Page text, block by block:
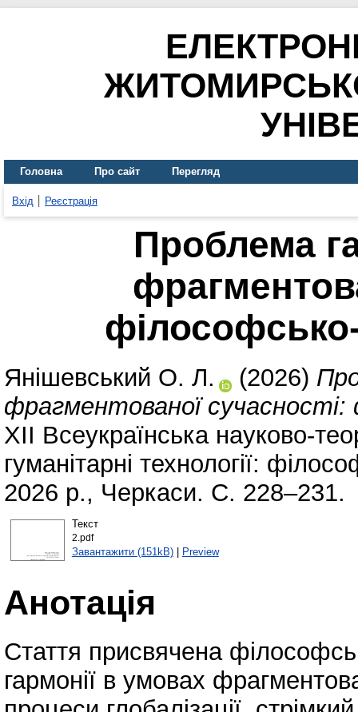
Головна Про сайт Перегляд
Вхід Реєстрація
Проблема
філософсько-
Янішевський О. Л. (2026)
фрагментованої сучасності:
ХIІ Всеукраїнська науково-
гуманітарні технології:
2026 р., Черкаси. С. 228–231.
Текст
2.pdf
Завантажити (151kB)| Preview
Анотація
Стаття присвячена
гармонії в умовах